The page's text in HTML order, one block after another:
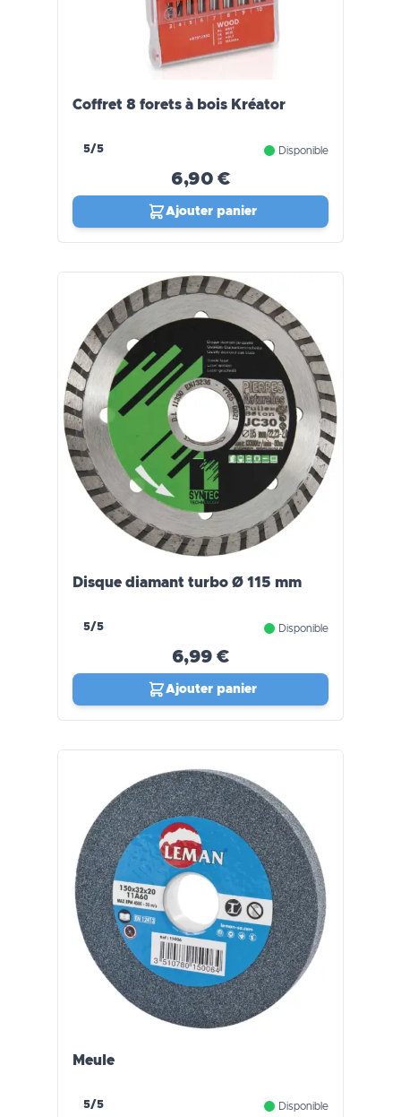
Coffret 8 forets à bois Kréator
5/5 Disponible
6,90 €
Ajouter panier
Disque diamant turbo Ø 115 mm
5/5 Disponible
6,99 €
Ajouter panier
Meule
5/5 Disponible